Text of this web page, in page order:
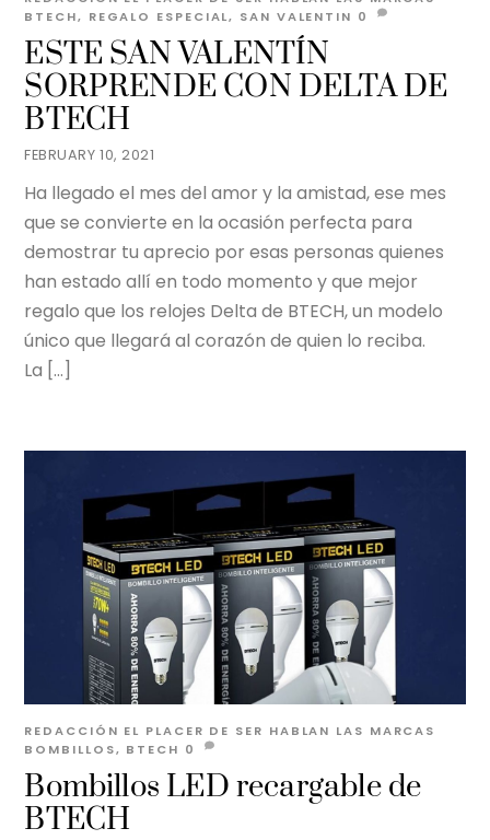
FEBRUARY 10, 2021
ESTE SAN VALENTÍN
SORPRENDE CON DELTA DE
BTECH
BTECH, REGALO ESPECIAL, SAN VALENTIN 0
Ha llegado el mes del amor y la amistad, ese mes
que se convierte en la ocasión perfecta para
demostrar tu aprecio por esas personas quienes
han estado allí en todo momento y que mejor
regalo que los relojes Delta de BTECH, un modelo
único que llegará al corazón de quien lo reciba.
La […]
Bombillos LED recargable de
BTECH
REDACCIÓN EL PLACER DE SER HABLAN LAS MARCAS
BOMBILLOS, BTECH 0